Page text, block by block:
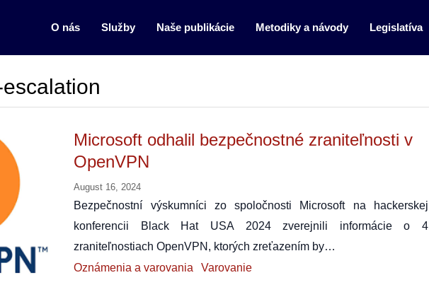
O nás Služby Naše publikácie Metodiky a návody Legislatíva
Microsoft odhalil bezpečnostné zraniteľnosti v
OpenVPN
August 16, 2024
Bezpečnostní výskumníci zo spoločnosti Microsoft na hackerskej
konferencii Black Hat USA 2024 zverejnili informácie o 4
zraniteľnostiach OpenVPN, ktorých zreťazením by…
Oznámenia a varovania
Varovanie